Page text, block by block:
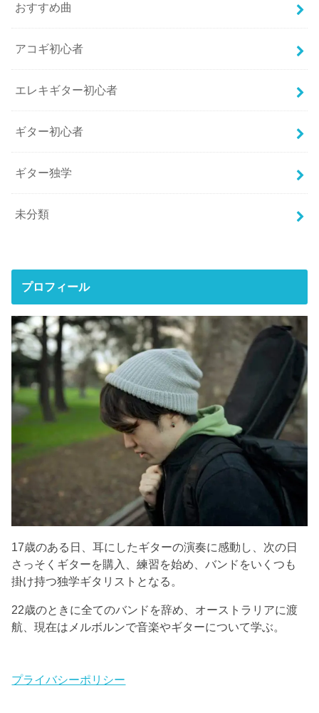
おすすめ曲
アコギ初心者
エレキギター初心者
ギター初心者
ギター独学
未分類
プロフィール
17歳のある日、耳にしたギターの演奏に感動し、次の日
さっそくギターを購入、練習を始め、バンドをいくつも
掛け持つ独学ギタリストとなる。
22歳のときに全てのバンドを辞め、オーストラリアに渡
航、現在はメルボルンで音楽やギターについて学ぶ。
プライバシーポリシー